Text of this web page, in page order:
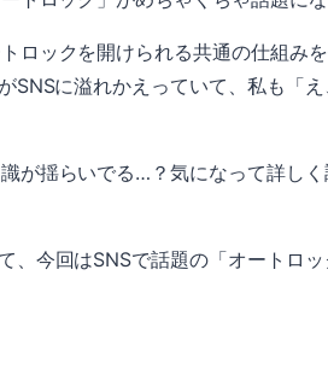
ロックを開けられる共通の仕組み
に溢れかえっていて、私も「
が揺らいでる…？気になって詳し
今回はSNSで話題の「オートロ